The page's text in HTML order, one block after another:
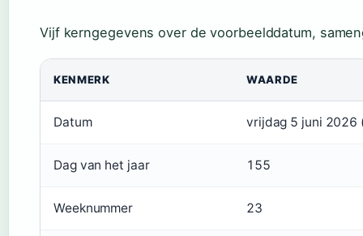
Vijf kerngegevens over de voorbeelddatum,
KENMERK WAARDE
Datum vrijdag 5 juni 2026
Dag van het jaar 155
Weeknummer 23